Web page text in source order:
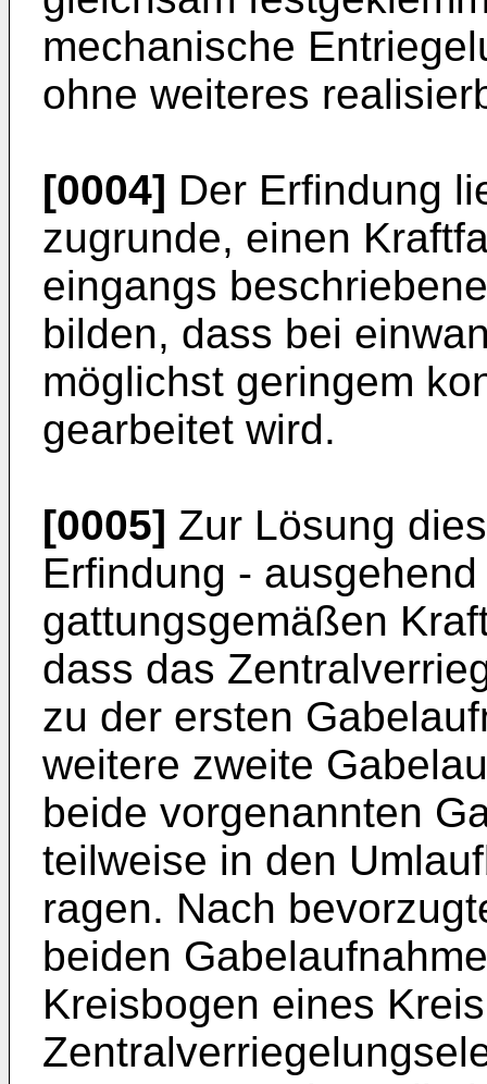
mechanische
ohne weiteres
[0004] Der Erfindung
zugrunde, einen
eingangs
bilden, dass bei
möglichst geringem
gearbeitet wird.
[0005] Zur Lösung
Erfindung -
gattungsgemäßen
dass das
zu der ersten
weitere zweite
beide vorgenannten
teilweise in den
ragen. Nach
beiden
Kreisbogen eines